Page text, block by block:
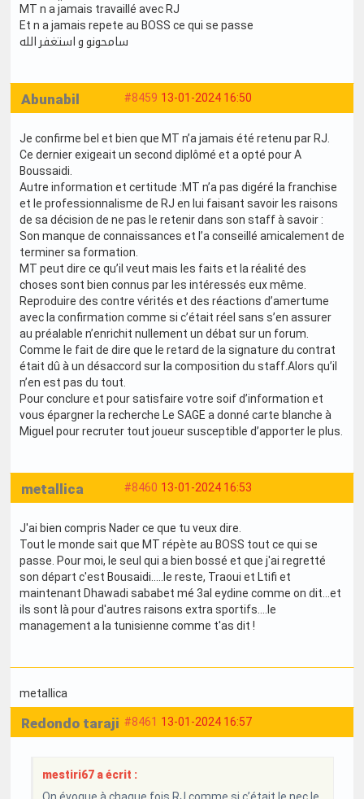
MT n a jamais travaillé avec RJ
Et n a jamais repete au BOSS ce qui se passe
سامحونو و استغفر الله
#8459 13-01-2024 16:50
Abunabil
Je confirme bel et bien que MT n’a jamais été retenu par RJ.
Ce dernier exigeait un second diplômé et a opté pour A
Boussaidi.
Autre information et certitude :MT n’a pas digéré la franchise
et le professionnalisme de RJ en lui faisant savoir les raisons
de sa décision de ne pas le retenir dans son staff à savoir :
Son manque de connaissances et l’a conseillé amicalement de
terminer sa formation.
MT peut dire ce qu’il veut mais les faits et la réalité des
choses sont bien connus par les intéressés eux même.
Reproduire des contre vérités et des réactions d’amertume
avec la confirmation comme si c’était réel sans s’en assurer
au préalable n’enrichit nullement un débat sur un forum.
Comme le fait de dire que le retard de la signature du contrat
était dû à un désaccord sur la composition du staff.Alors qu’il
n’en est pas du tout.
Pour conclure et pour satisfaire votre soif d’information et
vous épargner la recherche Le SAGE a donné carte blanche à
Miguel pour recruter tout joueur susceptible d’apporter le plus.
#8460 13-01-2024 16:53
metallica
J'ai bien compris Nader ce que tu veux dire.
Tout le monde sait que MT répète au BOSS tout ce qui se
passe. Pour moi, le seul qui a bien bossé et que j'ai regretté
son départ c'est Bousaidi.....le reste, Traoui et Ltifi et
maintenant Dhawadi sababet mé 3al eydine comme on dit...et
ils sont là pour d'autres raisons extra sportifs....le
management a la tunisienne comme t'as dit !
metallica
#8461 13-01-2024 16:57
Redondo taraji
mestiri67 a écrit :